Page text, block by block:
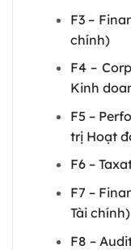
F3 –
chính)
F4 –
Kinh
F5 –
trị Hoạt
F6 –
F7 –
Tài chính)
F8 –